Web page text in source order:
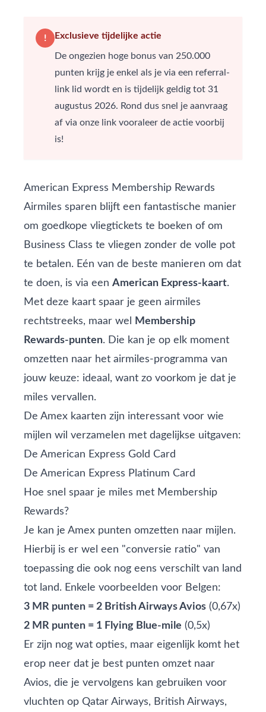
! Exclusieve tijdelijke actie
De ongezien hoge bonus van 250.000
punten krijg je enkel als je via een referral-
link lid wordt en is tijdelijk geldig tot 31
augustus 2026. Rond dus snel je aanvraag
af via onze link vooraleer de actie voorbij
is!
American Express Membership Rewards
Airmiles sparen blijft een fantastische manier
om goedkope vliegtickets te boeken of om
Business Class te vliegen zonder de volle pot
te betalen. Eén van de beste manieren om dat
te doen, is via een American Express‑kaart.
Met deze kaart spaar je geen airmiles
rechtstreeks, maar wel
Membership
Rewards‑punten. Die kan je op elk moment
omzetten naar het airmiles‑programma van
jouw keuze: ideaal, want zo voorkom je dat je
miles vervallen.
De Amex kaarten zijn interessant voor wie
mijlen wil verzamelen met dagelijkse uitgaven:
De American Express Gold Card
De American Express Platinum Card
Hoe snel spaar je miles met Membership
Rewards?
Je kan je Amex punten omzetten naar mijlen.
Hierbij is er wel een "conversie ratio" van
toepassing die ook nog eens verschilt van land
tot land. Enkele voorbeelden voor Belgen:
3 MR punten = 2 British Airways Avios (0,67x)
2 MR punten = 1 Flying Blue‑mile (0,5x)
Er zijn nog wat opties, maar eigenlijk komt het
erop neer dat je best punten omzet naar
Avios, die je vervolgens kan gebruiken voor
vluchten op Qatar Airways, British Airways,